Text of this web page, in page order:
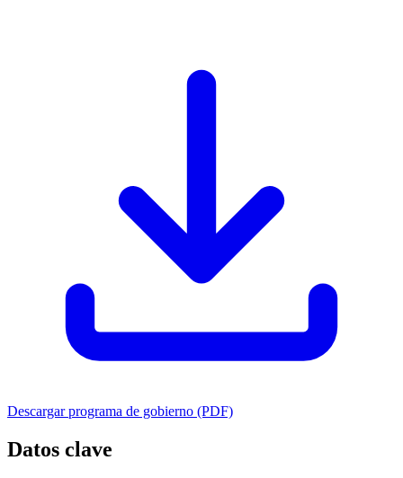
Descargar programa de gobierno (PDF)
Datos clave